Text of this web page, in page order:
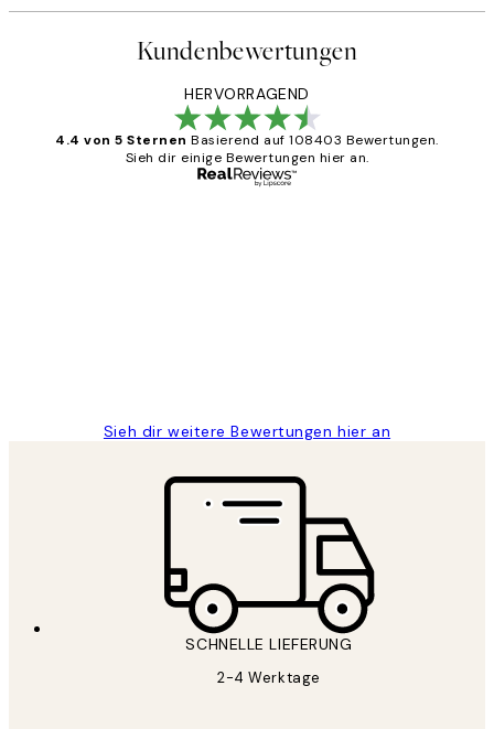
Kundenbewertungen
HERVORRAGEND
4.4 von 5 Sternen Basierend auf 108403 Bewertungen.
Sieh dir einige Bewertungen hier an.
Sieh dir weitere Bewertungen hier an
SCHNELLE LIEFERUNG
2-4 Werktage